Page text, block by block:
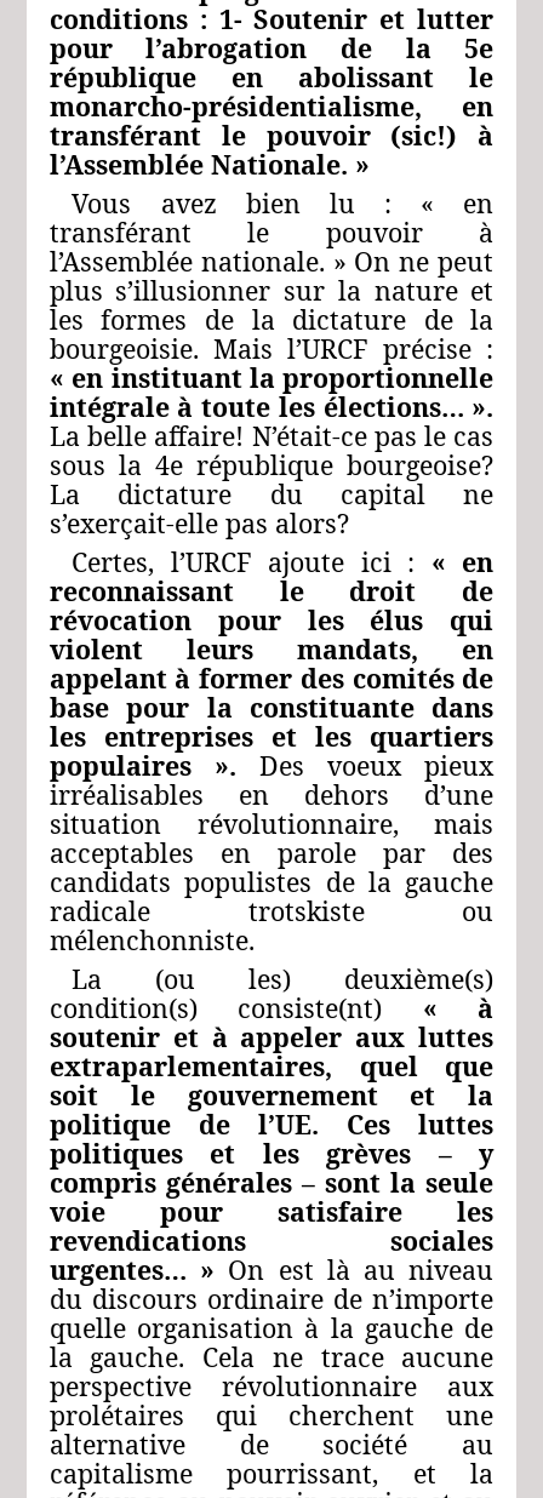
conditions : 1- Soutenir et lutter
pour l’abrogation de la 5e
république en abolissant le
monarcho-présidentialisme, en
transférant le pouvoir (sic!) à
l’Assemblée Nationale. »
Vous avez bien lu : « en
transférant le pouvoir à
l’Assemblée nationale. » On ne peut
plus s’illusionner sur la nature et
les formes de la dictature de la
bourgeoisie. Mais l’URCF précise :
« en instituant la proportionnelle
intégrale à toute les élections… ».
La belle affaire! N’était-ce pas le cas
sous la 4e république bourgeoise?
La dictature du capital ne
s’exerçait-elle pas alors?
Certes, l’URCF ajoute ici : « en
reconnaissant le droit de
révocation pour les élus qui
violent leurs mandats, en
appelant à former des comités de
base pour la constituante dans
les entreprises et les quartiers
populaires ». Des voeux pieux
irréalisables en dehors d’une
situation révolutionnaire, mais
acceptables en parole par des
candidats populistes de la gauche
radicale trotskiste ou
mélenchonniste.
La (ou les) deuxième(s)
condition(s) consiste(nt) « à
soutenir et à appeler aux luttes
extraparlementaires, quel que
soit le gouvernement et la
politique de l’UE. Ces luttes
politiques et les grèves – y
compris générales – sont la seule
voie pour satisfaire les
revendications sociales
urgentes… » On est là au niveau
du discours ordinaire de n’importe
quelle organisation à la gauche de
la gauche. Cela ne trace aucune
perspective révolutionnaire aux
prolétaires qui cherchent une
alternative de société au
capitalisme pourrissant, et la